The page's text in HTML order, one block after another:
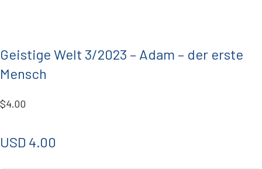
Geistige Welt 3/2023 – Adam – der erste
Mensch
$4.00
USD 4.00